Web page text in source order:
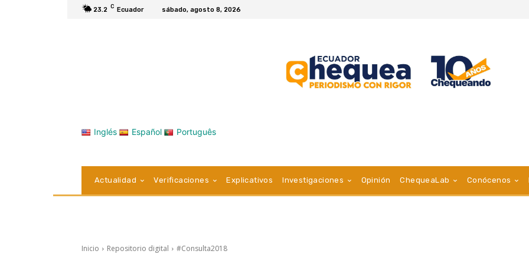
23.2 C Ecuador sábado, agosto 8, 2026
Inglés Español Português
Actualidad Verificaciones Explicativos Investigaciones Opinión ChequeaLab Conócenos
Inicio Repositorio digital #Consulta2018